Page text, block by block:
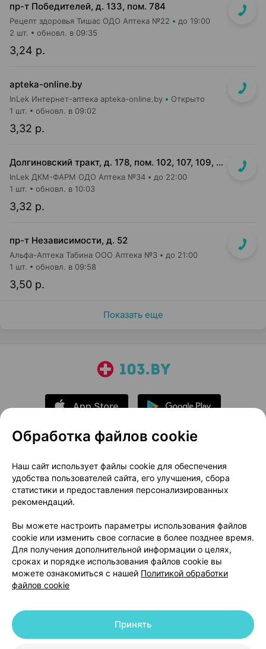
пр-т Победителей, д. 133, пом. 784
Рецепт здоровья Тишас ОДО Аптека №22 до 19:00
3,24 р.
2 шт. обновл. в 09:35
apteka-online.by
InLek Интернет-аптека apteka-online.by Открыто
3,32 р.
1 шт. обновл. в 09:02
Долгиновский тракт, д. 178, пом. 102, 107, 109, 112, 114 (ТЦ "ALL")
InLek ДКМ-ФАРМ ОДО Аптека №34 до 22:00
3,32 р.
1 шт. обновл. в 10:03
пр-т Независимости, д. 52
Альфа-Аптека Табина ООО Аптека №3 до 21:00
3,50 р.
1 шт. обновл. в 09:58
Показать еще
О проекте
Новости проекта
Размещение рекламы
Медицинский маркетинг
Публичный договор
Доставка
Способы оплаты
Вакансии
Партнеры
Написать руководителю 103.by
Написать в поддержку
Персональные настройки Cookie
© 2026 ООО «Артокс Лаб», УНП 191700409 | 220012, Республика Беларусь,
Обработка файлов cookie
Наш сайт использует файлы cookie для обеспечения
удобства пользователей сайта, его улучшения, сбора
статистики и предоставления персонализированных
рекомендаций.
Вы можете настроить параметры использования файлов
cookie или изменить свое согласие в более позднее время.
Для получения дополнительной информации о целях,
сроках и порядке использования файлов cookie вы
можете ознакомиться с нашей Политикой обработки
файлов cookie
Принять